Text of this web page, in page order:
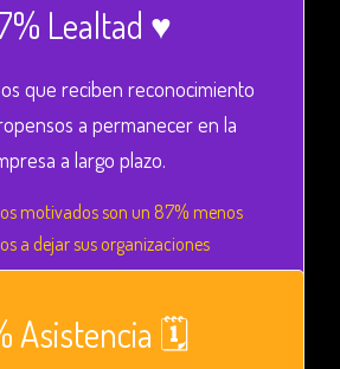
Lealtad ♥️
que reciben reconocimiento
a permanecer en la
a largo plazo.
motivados son un 87% menos
a dejar sus organizaciones
Asistencia 🗓